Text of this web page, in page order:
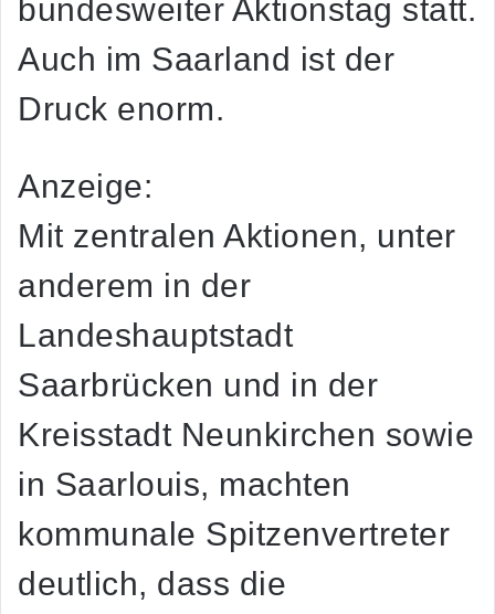
bundesweiter Aktionstag statt.
Auch im Saarland ist der
Druck enorm.
Anzeige:
Mit zentralen Aktionen, unter
anderem in der
Landeshauptstadt
Saarbrücken und in der
Kreisstadt Neunkirchen sowie
in Saarlouis, machten
kommunale Spitzenvertreter
deutlich, dass die